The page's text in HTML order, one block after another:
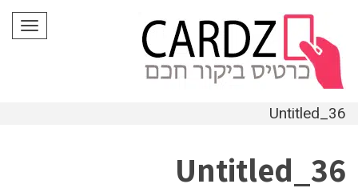
תפריט
Untitled_36
Untitled_36